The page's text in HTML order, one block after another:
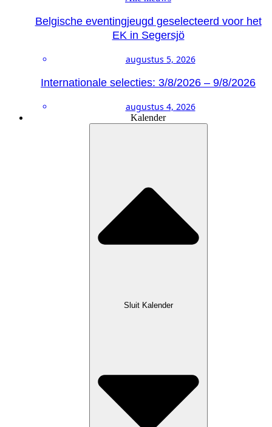
Belgische eventingjeugd geselecteerd voor het
EK in Segersjö
augustus 5, 2026
Internationale selecties: 3/8/2026 – 9/8/2026
augustus 4, 2026
Kalender
Sluit Kalender